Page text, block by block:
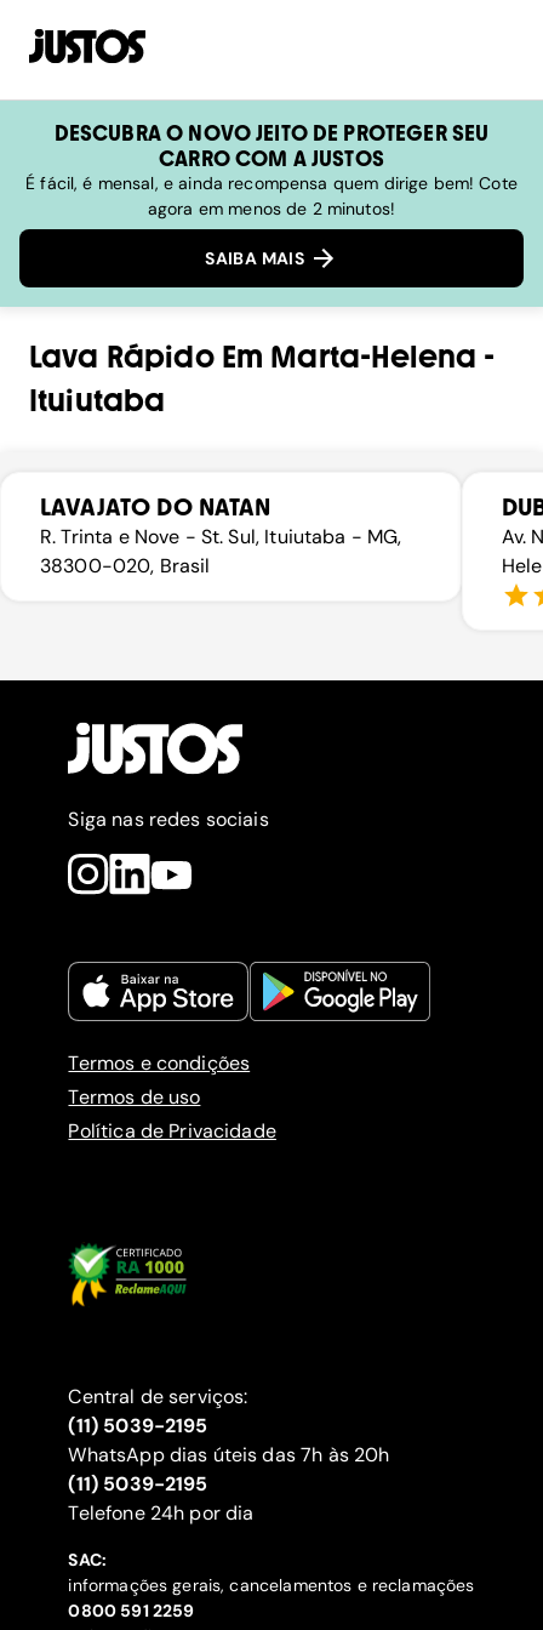
DESCUBRA O NOVO JEITO DE PROTEGER SEU
CARRO COM A JUSTOS
É fácil, é mensal, e ainda recompensa quem dirige bem! Cote
agora em menos de 2 minutos!
SAIBA MAIS
Lava RápidoEm Marta-Helena -
Ituiutaba
LAVAJATO DO NATAN
R. Trinta e Nove - St. Sul, Ituiutaba - MG,
38300-020, Brasil
Av.
Siga nas redes sociais
Termos e condições
Termos de uso
Política de Privacidade
Central de serviços:
(11) 5039-2195
WhatsApp dias úteis das 7h às 20h
(11) 5039-2195
‍Telefone 24h por dia
SAC:
informações gerais, cancelamentos e reclamações
‍0800 591 2259